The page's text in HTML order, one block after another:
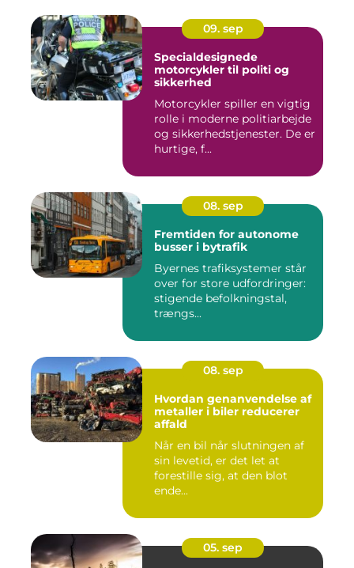
09. sep
Specialdesignede
motorcykler til politi og
sikkerhed
Motorcykler spiller en vigtig
rolle i moderne politiarbejde
og sikkerhedstjenester. De er
hurtige, f...
08. sep
Fremtiden for autonome
busser i bytrafik
Byernes trafiksystemer står
over for store udfordringer:
stigende befolkningstal,
trængs...
08. sep
Hvordan genanvendelse af
metaller i biler reducerer
affald
Når en bil når slutningen af
sin levetid, er det let at
forestille sig, at den blot
ende...
05. sep